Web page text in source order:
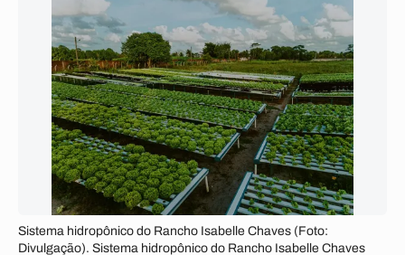
Sistema hidropônico do Rancho Isabelle Chaves (Foto:
Divulgação). Sistema hidropônico do Rancho Isabelle Chaves